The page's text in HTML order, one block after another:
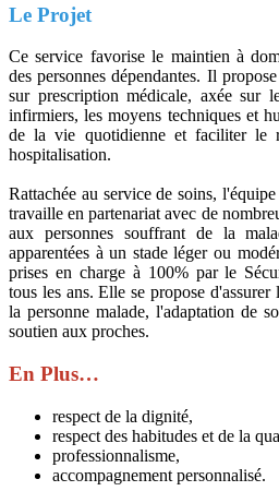
Le Projet
Ce service favorise le maintien à
des personnes dépendantes. Il
sur prescription médicale, axée sur
infirmiers, les moyens techniques et
de la vie quotidienne et faciliter le
hospitalisation.
Rattachée au service de soins,
travaille en partenariat avec de
aux personnes souffrant de la
apparentées à un stade léger ou
prises en charge à 100% par le
tous les ans. Elle se propose
la personne malade, l'adaptation de
soutien aux proches.
En Plus…
respect de la dignité,
respect des habitudes et de la
professionnalisme,
accompagnement personnalisé.